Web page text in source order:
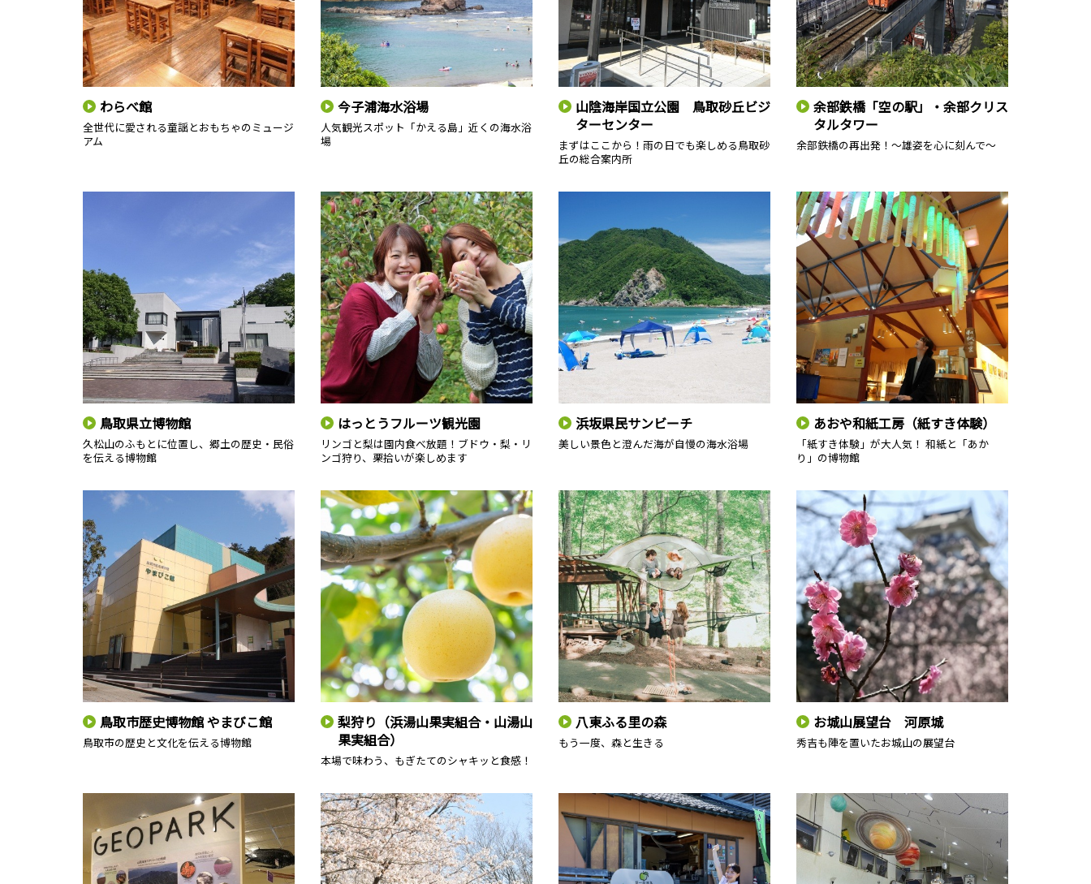
わらべ館
全世代に愛される童謡とおもちゃのミュージ
アム
今子浦海水浴場
人気観光スポット「かえる島」近くの海水浴
場
山陰海岸国立公園 鳥取砂丘ビジ
ターセンター
まずはここから！雨の日でも楽しめる鳥取砂
丘の総合案内所
余部鉄橋「空の駅」・余部クリス
タルタワー
余部鉄橋の再出発！～雄姿を心に刻んで～
鳥取県立博物館
久松山のふもとに位置し、郷土の歴史・民俗
を伝える博物館
はっとうフルーツ観光園
リンゴと梨は園内食べ放題！ブドウ・梨・リ
ンゴ狩り、栗拾いが楽しめます
浜坂県民サンビーチ
美しい景色と澄んだ海が自慢の海水浴場
あおや和紙工房（紙すき体験）
「紙すき体験」が大人気！ 和紙と「あか
り」の博物館
鳥取市歴史博物館 やまびこ館
鳥取市の歴史と文化を伝える博物館
梨狩り（浜湯山果実組合・山湯山
果実組合）
本場で味わう、もぎたてのシャキッと食感！
八東ふる里の森
もう一度、森と生きる
お城山展望台 河原城
秀吉も陣を置いたお城山の展望台